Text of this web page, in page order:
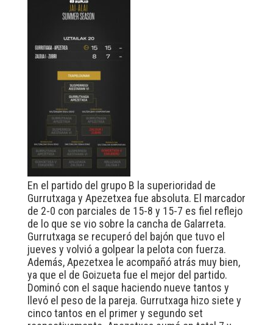
En el partido del grupo B la superioridad de
Gurrutxaga y Apezetxea fue absoluta. El marcador
de 2-0 con parciales de 15-8 y 15-7 es fiel reflejo
de lo que se vio sobre la cancha de Galarreta.
Gurrutxaga se recuperó del bajón que tuvo el
jueves y volvió a golpear la pelota con fuerza.
Además, Apezetxea le acompañó atrás muy bien,
ya que el de Goizueta fue el mejor del partido.
Dominó con el saque haciendo nueve tantos y
llevó el peso de la pareja. Gurrutxaga hizo siete y
cinco tantos en el primer y segundo set